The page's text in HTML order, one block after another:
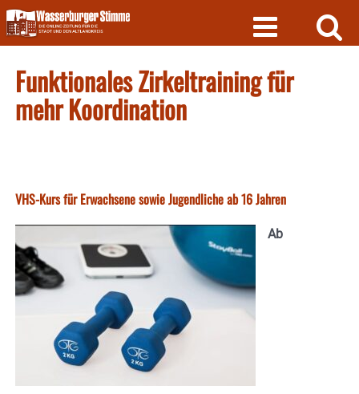
Skip
to
content
Funktionales Zirkeltraining für
mehr Koordination
VHS-Kurs für Erwachsene sowie Jugendliche ab 16 Jahren
Ab